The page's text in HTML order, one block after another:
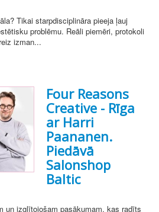
Tikai starpdisciplināra pieeja ļauj
problēmu. Reāli piemēri, protokoli
izman...
Four Reasons
Creative - Rīga
ar Harri
Paananen.
Piedāvā
Salonshop
Baltic
un izglītojošam pasākumam, kas radīts